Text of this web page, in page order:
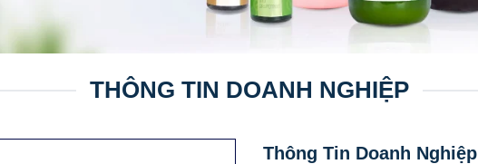
THÔNG TIN DOANH NGHIỆP
Thông Tin Doanh Nghiệp